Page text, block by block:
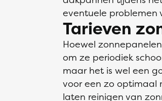
eventuele problemen
Tarieven
Hoewel
om ze periodiek
maar het is wel een
voor een zo optimaal
laten reinigen van